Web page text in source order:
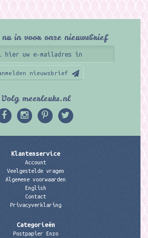
in voor onze nieuwsbrief
nieuwsbrief
Volg meerleuks.nl
Klantenservice
Account
Veelgestelde vragen
Algemene voorwaarden
English
Contact
Privacyverklaring
Categorieën
Postpapier Enzo